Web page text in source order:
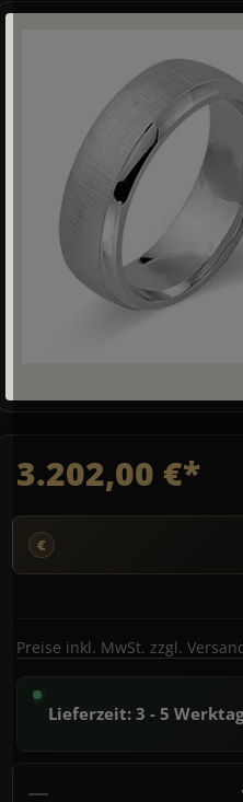
Bildergalerie überspringen
3.202,00 €*
Preise inkl. MwSt. zzgl.
Lieferzeit: 3 - 5
Produkt Anzahl: